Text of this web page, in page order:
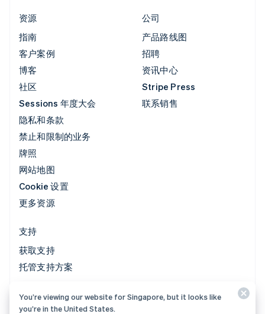
资源
指南
客户案例
博客
社区
Sessions 年度大会
隐私和条款
禁止和限制的业务
牌照
网站地图
Cookie 设置
更多资源
公司
产品路线图
招聘
资讯中心
Stripe Press
联系销售
支持
获取支持
托管支持方案
© 2026 Stripe, LLC
You’re viewing our website for Singapore, but it looks like
you’re in the United States.